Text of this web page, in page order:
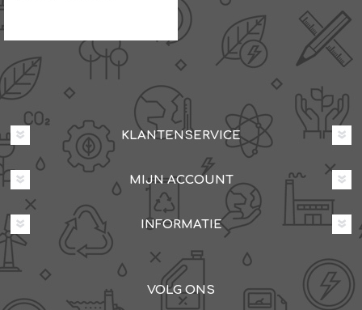
KLANTENSERVICE
MIJN ACCOUNT
INFORMATIE
VOLG ONS